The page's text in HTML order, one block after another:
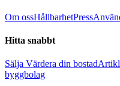
Om ossHållbarhetPress
Hitta snabbt
Sälja Värdera din bostad
byggbolag